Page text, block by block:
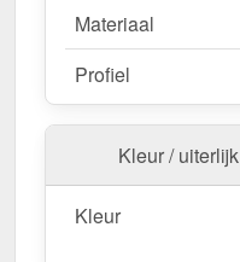
Materiaal
Profiel
Kleur / uiterlijk
Kleur